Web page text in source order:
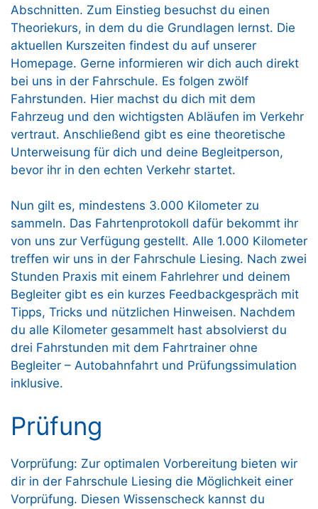
Abschnitten. Zum Einstieg besuchst du einen
Theoriekurs, in dem du die Grundlagen lernst. Die
aktuellen Kurszeiten findest du auf unserer
Homepage. Gerne informieren wir dich auch direkt
bei uns in der Fahrschule. Es folgen zwölf
Fahrstunden. Hier machst du dich mit dem
Fahrzeug und den wichtigsten Abläufen im Verkehr
vertraut. Anschließend gibt es eine theoretische
Unterweisung für dich und deine Begleitperson,
bevor ihr in den echten Verkehr startet.
Nun gilt es, mindestens 3.000 Kilometer zu
sammeln. Das Fahrtenprotokoll dafür bekommt ihr
von uns zur Verfügung gestellt. Alle 1.000 Kilometer
treffen wir uns in der Fahrschule Liesing. Nach zwei
Stunden Praxis mit einem Fahrlehrer und deinem
Begleiter gibt es ein kurzes Feedbackgespräch mit
Tipps, Tricks und nützlichen Hinweisen. Nachdem
du alle Kilometer gesammelt hast absolvierst du
drei Fahrstunden mit dem Fahrtrainer ohne
Begleiter – Autobahnfahrt und Prüfungssimulation
inklusive.
Prüfung
Vorprüfung: Zur optimalen Vorbereitung bieten wir
dir in der Fahrschule Liesing die Möglichkeit einer
Vorprüfung. Diesen Wissenscheck kannst du